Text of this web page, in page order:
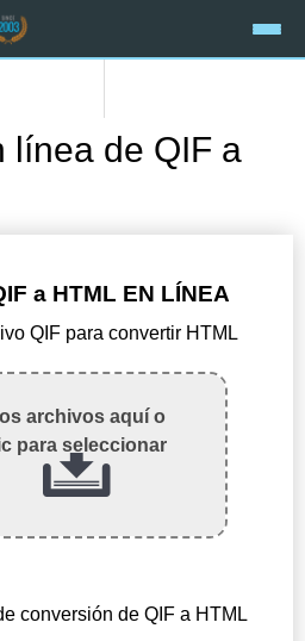
línea de QIF a
a HTML EN LÍNEA
QIF para convertir HTML
archivos aquí o
para seleccionar
conversión de QIF a HTML